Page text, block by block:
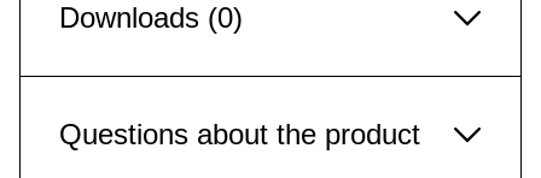
Downloads (0)
Questions about the product